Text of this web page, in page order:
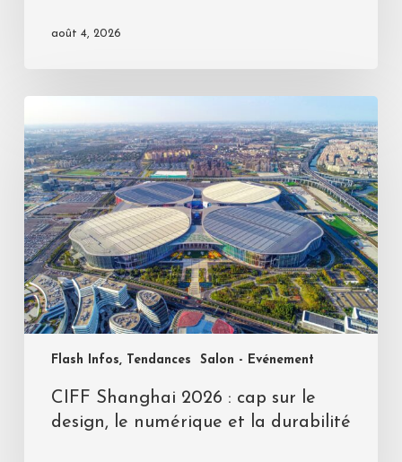
août 4, 2026
Flash Infos, Tendances Salon - Evénement
CIFF Shanghai 2026 : cap sur le
design, le numérique et la durabilité